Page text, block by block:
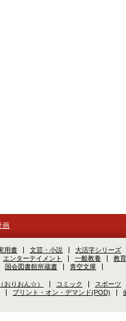
画
用書 文芸・小説 大活字シリーズ
エンターテイメント 一般教養 教
国会図書館所蔵書 青空文庫
おりおん☆） コミック スポーツ
プリント・オン・デマンド(POD)